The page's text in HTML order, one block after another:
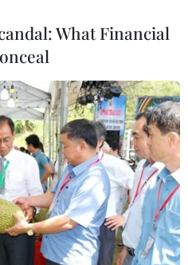
lượng tiết kiệm và hiệu quả
What Financial